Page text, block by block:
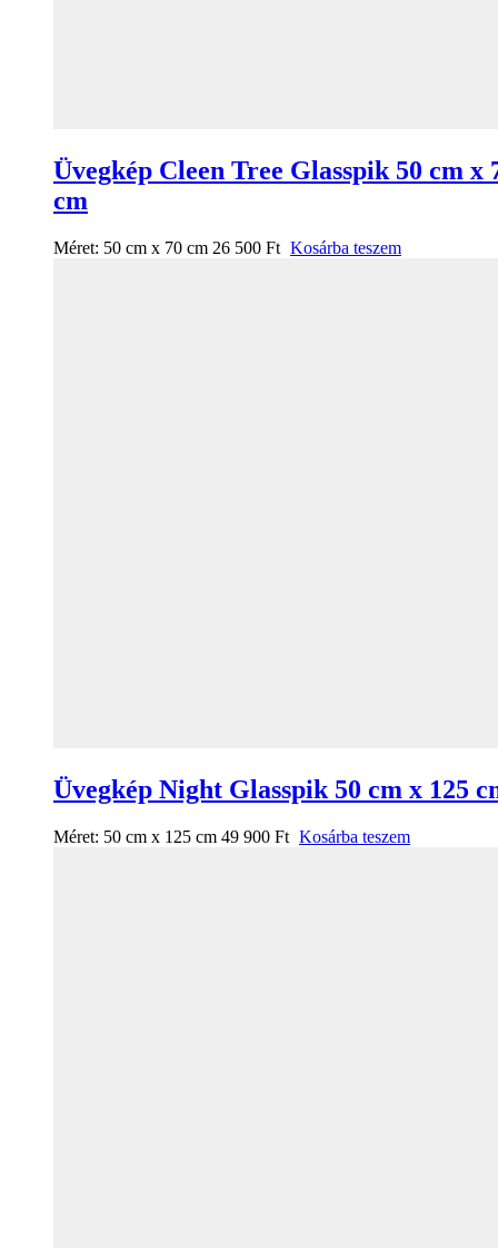
Üvegkép Cleen Tree Glasspik 50 cm x
cm
Méret: 50 cm x 70 cm 26 500 Ft Kosárba teszem
Üvegkép Night Glasspik 50 cm x 125
Méret: 50 cm x 125 cm 49 900 Ft Kosárba teszem